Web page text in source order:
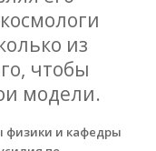
из
чтобы
модели.
физики и кафедры